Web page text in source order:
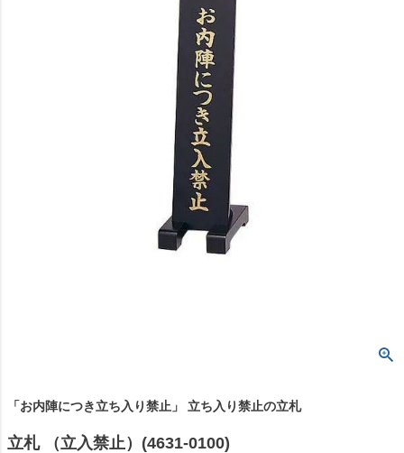
「お内陣につき立ち入り禁止」 立ち入り禁止の立札
立札 （立入禁止）(4631-0100)